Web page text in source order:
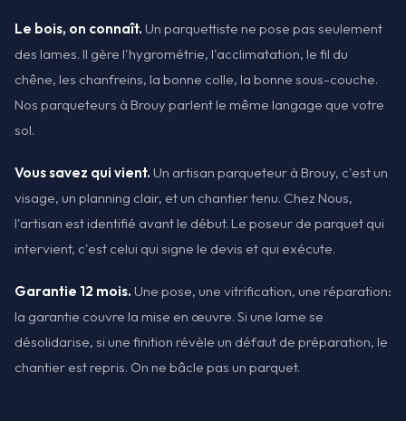
Le bois, on connaît. Un parquettiste ne pose pas seulement
des lames. Il gère l'hygrométrie, l'acclimatation, le fil du
chêne, les chanfreins, la bonne colle, la bonne sous-couche.
Nos parqueteurs à Brouy parlent le même langage que votre
sol.
Vous savez qui vient. Un artisan parqueteur à Brouy, c'est un
visage, un planning clair, et un chantier tenu. Chez Nous,
l'artisan est identifié avant le début. Le poseur de parquet qui
intervient, c'est celui qui signe le devis et qui exécute.
Garantie 12 mois. Une pose, une vitrification, une réparation:
la garantie couvre la mise en œuvre. Si une lame se
désolidarise, si une finition révèle un défaut de préparation, le
chantier est repris. On ne bâcle pas un parquet.